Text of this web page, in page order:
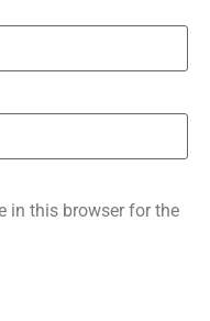
in this browser for the